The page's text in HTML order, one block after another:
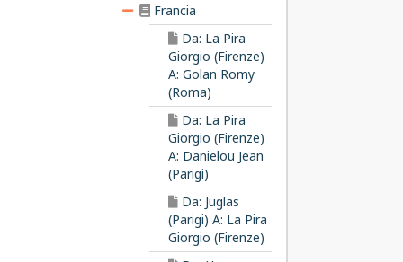
Francia
Da: La Pira
Giorgio (Firenze)
A: Golan Romy
(Roma)
Da: La Pira
Giorgio (Firenze)
A: Danielou Jean
(Parigi)
Da: Juglas
(Parigi) A: La Pira
Giorgio (Firenze)